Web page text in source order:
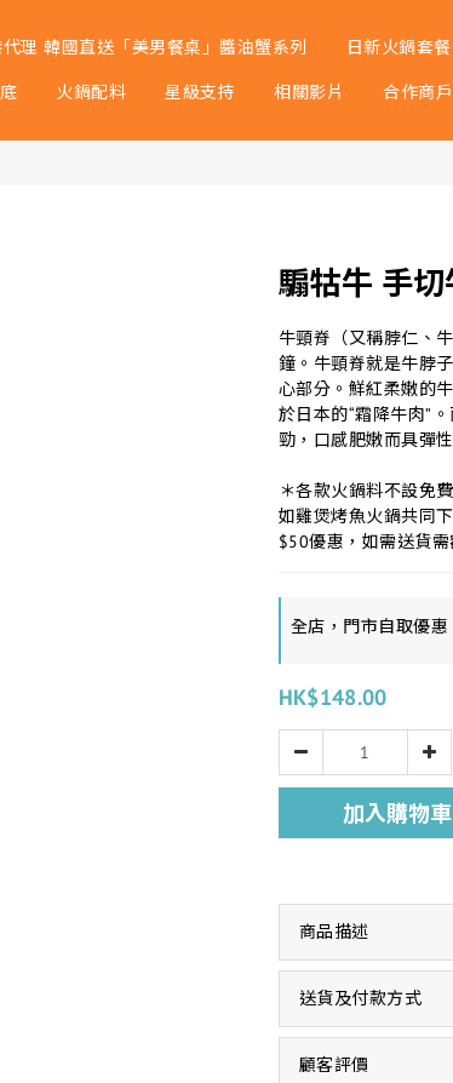
理 韓國直送「美男餐桌」醬油蟹系列 日新火鍋套餐
火鍋配料 星級支持 相關影片 合作商戶
騸牯牛 手
牛頸脊（又稱脖仁、
鐘。牛頸脊就是牛脖
心部分。鮮紅柔嫩的
於日本的“霜降牛肉”
勁，口感肥嫩而具彈
＊各款火鍋料不設免
如雞煲烤魚火鍋共同
$50優惠，如需送貨
全店，門市自取優惠
HK$148.00
加入購物車
商品描述
送貨及付款方式
顧客評價